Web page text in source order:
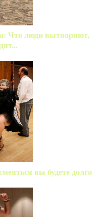
Что люди вытворяют,
вы будете долго